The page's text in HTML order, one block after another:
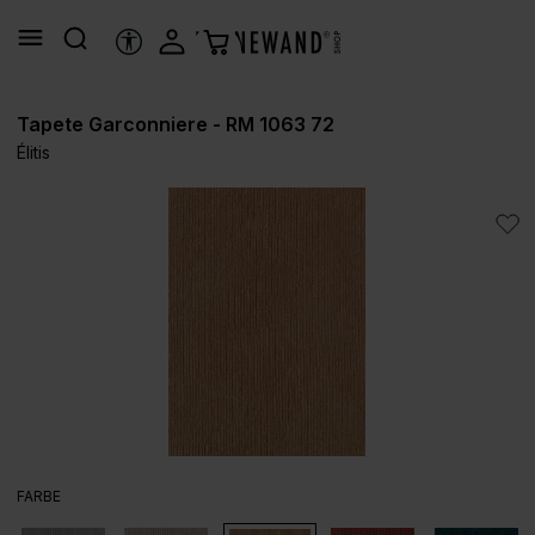
springen
HILFSTOOLS
Tapete Garconniere - RM 1063 72
Élitis
FARBE